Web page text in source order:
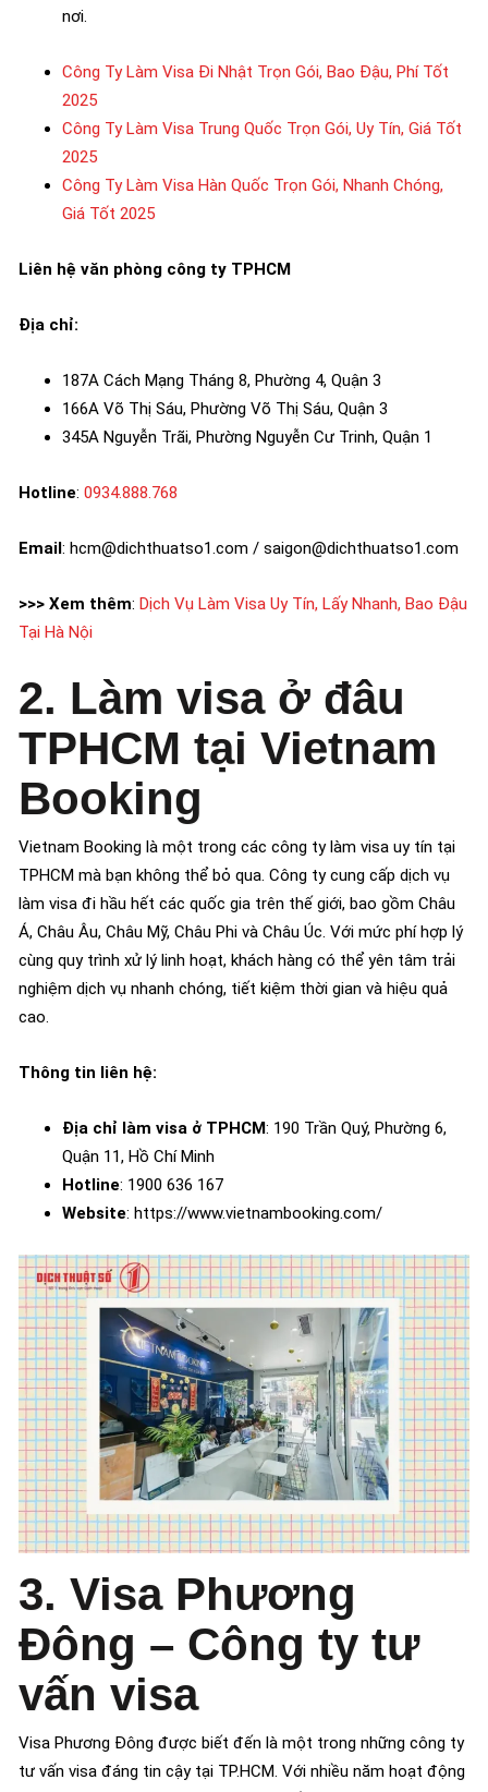
nơi.
Công Ty Làm Visa Đi Nhật Trọn Gói, Bao Đậu, Phí Tốt
2025
Công Ty Làm Visa Trung Quốc Trọn Gói, Uy Tín, Giá Tốt
2025
Công Ty Làm Visa Hàn Quốc Trọn Gói, Nhanh Chóng,
Giá Tốt 2025
Liên hệ văn phòng công ty TPHCM
Địa chỉ:
187A Cách Mạng Tháng 8, Phường 4, Quận 3
166A Võ Thị Sáu, Phường Võ Thị Sáu, Quận 3
345A Nguyễn Trãi, Phường Nguyễn Cư Trinh, Quận 1
Hotline: 0934.888.768
Email: hcm@dichthuatso1.com / saigon@dichthuatso1.com
>>> Xem thêm: Dịch Vụ Làm Visa Uy Tín, Lấy Nhanh, Bao Đậu
Tại Hà Nội
2. Làm visa ở đâu
TPHCM tại Vietnam
Booking
Vietnam Booking là một trong các công ty làm visa uy tín tại
TPHCM mà bạn không thể bỏ qua. Công ty cung cấp dịch vụ
làm visa đi hầu hết các quốc gia trên thế giới, bao gồm Châu
Á, Châu Âu, Châu Mỹ, Châu Phi và Châu Úc. Với mức phí hợp lý
cùng quy trình xử lý linh hoạt, khách hàng có thể yên tâm trải
nghiệm dịch vụ nhanh chóng, tiết kiệm thời gian và hiệu quả
cao.
Thông tin liên hệ:
Địa chỉ làm visa ở TPHCM: 190 Trần Quý, Phường 6,
Quận 11, Hồ Chí Minh
Hotline: 1900 636 167
Website: https://www.vietnambooking.com/
3. Visa Phương
Đông – Công ty tư
vấn visa
Visa Phương Đông được biết đến là một trong những công ty
tư vấn visa đáng tin cậy tại TP.HCM. Với nhiều năm hoạt động